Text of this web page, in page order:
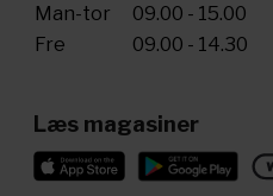
Man-tor
09.00 - 15.00
Fre
09.00 - 14.30
Læs magasiner